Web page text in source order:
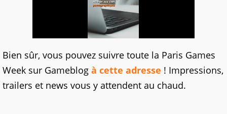
Bien sûr, vous pouvez suivre toute la Paris Games
Week sur Gameblog à cette adresse ! Impressions,
trailers et news vous y attendent au chaud.